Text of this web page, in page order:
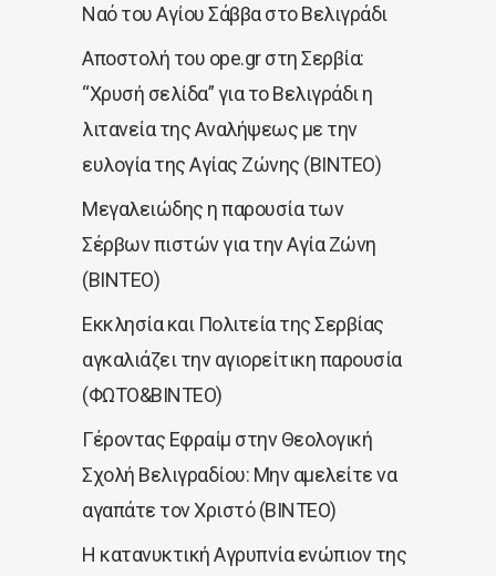
Ναό του Αγίου Σάββα στο Βελιγράδι
Αποστολή του ope.gr στη Σερβία:
“Χρυσή σελίδα” για το Βελιγράδι η
λιτανεία της Αναλήψεως με την
ευλογία της Αγίας Ζώνης (ΒΙΝΤΕΟ)
Μεγαλειώδης η παρουσία των
Σέρβων πιστών για την Αγία Ζώνη
(ΒΙΝΤΕΟ)
Εκκλησία και Πολιτεία της Σερβίας
αγκαλιάζει την αγιορείτικη παρουσία
(ΦΩΤΟ&ΒΙΝΤΕΟ)
Γέροντας Εφραίμ στην Θεολογική
Σχολή Βελιγραδίου: Μην αμελείτε να
αγαπάτε τον Χριστό (ΒΙΝΤΕΟ)
Η κατανυκτική Αγρυπνία ενώπιον της